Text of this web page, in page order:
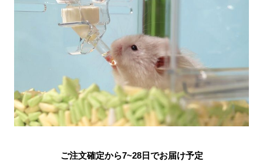
ご注文確定から7~28日でお届け予定